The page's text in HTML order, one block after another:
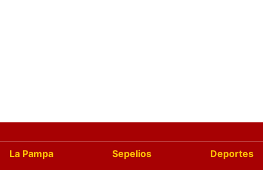
La Pampa Sepelios
Deportes